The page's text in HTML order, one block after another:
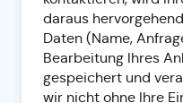
daraus
Daten (Name,
Bearbeitung Ihres
gespeichert und
wir nicht ohne Ihre